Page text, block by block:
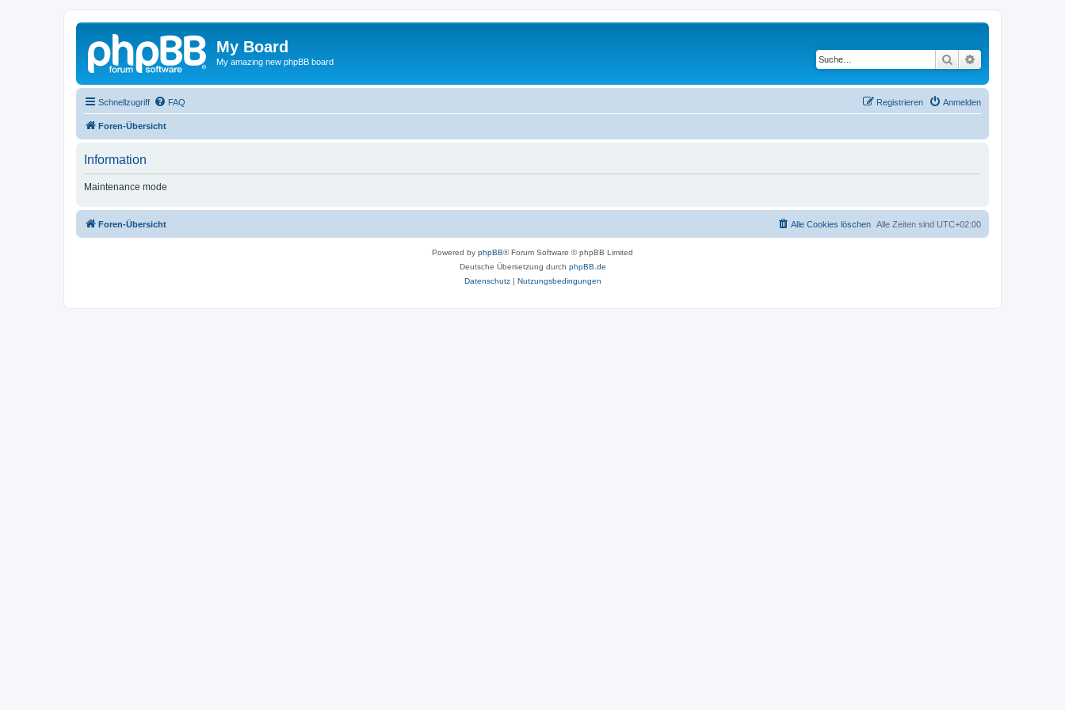
My Board
My amazing new phpBB board Suche
Schnellzugriff FAQ Anmelden
Registrieren
Foren-Übersicht
Information
Maintenance mode
Foren-Übersicht Alle Zeiten sind UTC+02:00
Alle Cookies löschen
Powered by phpBB® Forum Software © phpBB Limited
Deutsche Übersetzung durch phpBB.de
Datenschutz| Nutzungsbedingungen